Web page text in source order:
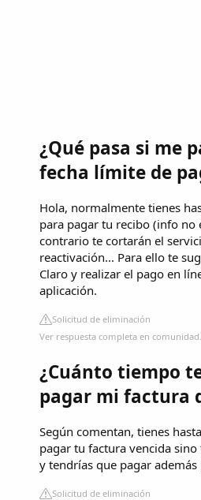
¿Qué pasa si me
fecha límite de
Hola, normalmente tienes
para pagar tu recibo (info no
contrario te cortarán el
reactivación... Para ello te
Claro y realizar el pago en
aplicación.
Solicitud de eliminación
Ver respuesta completa en
¿Cuánto tiempo
pagar mi factura
Según comentan, tienes
pagar tu factura vencida
y tendrías que pagar
Solicitud de eliminación